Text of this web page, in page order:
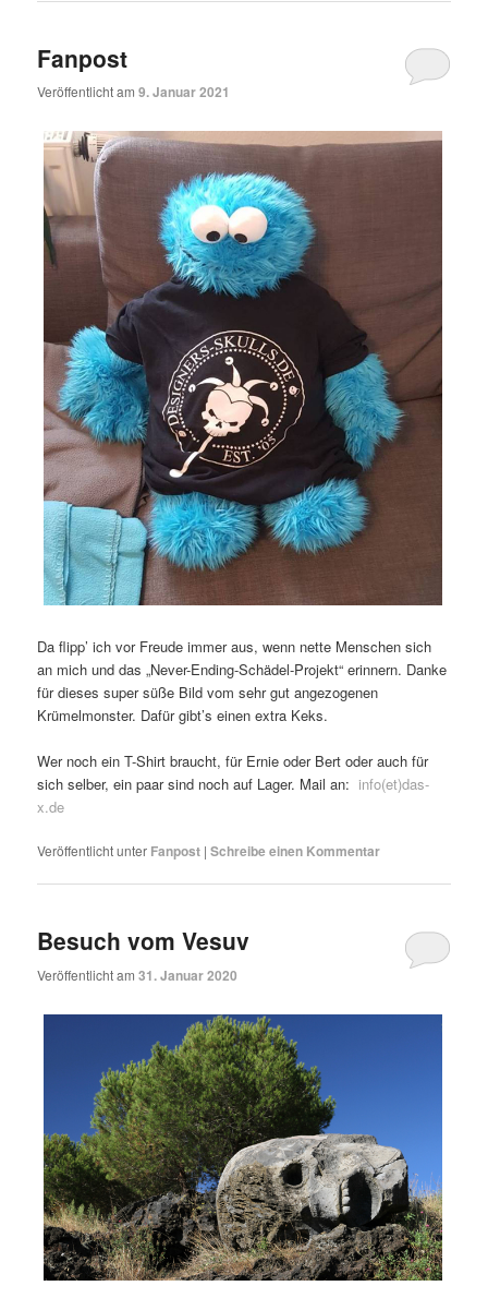
Fanpost
Veröffentlicht am9. Januar 2021
Da flipp’ ich vor Freude immer aus, wenn nette Menschen sich
an mich und das „Never-Ending-Schädel-Projekt“ erinnern. Danke
für dieses super süße Bild vom sehr gut angezogenen
Krümelmonster. Dafür gibt’s einen extra Keks.
Wer noch ein T-Shirt braucht, für Ernie oder Bert oder auch für
sich selber, ein paar sind noch auf Lager. Mail an: info(et)das-
x.de
Veröffentlicht unter Fanpost |Schreibe einen Kommentar
Besuch vom Vesuv
Veröffentlicht am31. Januar 2020